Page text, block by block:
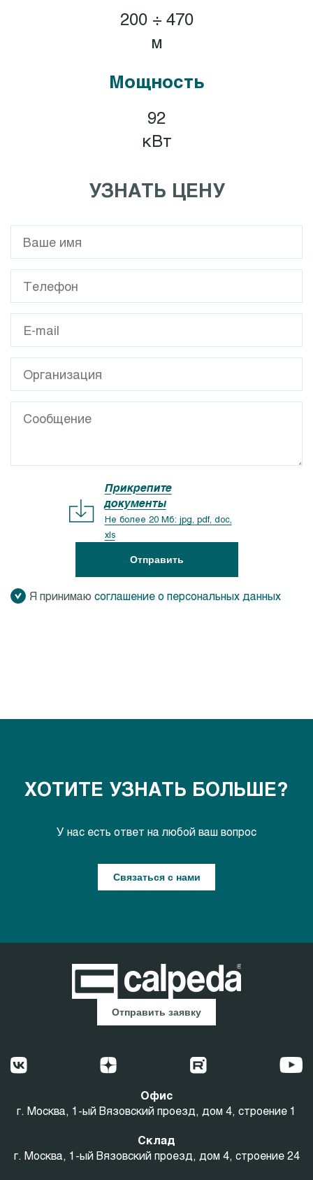
200 ÷ 470
м
Мощность
92
кВт
УЗНАТЬ ЦЕНУ
Прикрепите
документы
Не более 20 Мб: jpg, pdf, doc,
xls
Отправить
Я принимаю соглашение о персональных данных
ХОТИТЕ УЗНАТЬ БОЛЬШЕ?
У нас есть ответ на любой ваш вопрос
Связаться с нами
Отправить заявку
Офис
г. Москва, 1-ый Вязовский проезд, дом 4, строение 1
Склад
г. Москва, 1-ый Вязовский проезд, дом 4, строение 24